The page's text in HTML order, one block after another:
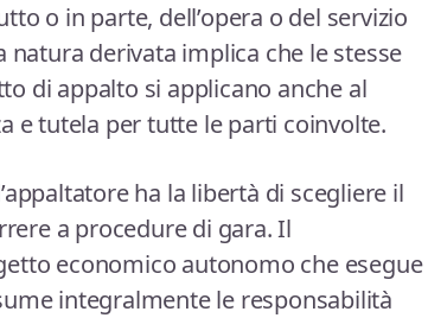
o in parte, dell’opera o del servizio
derivata implica che le stesse
di appalto si applicano anche al
e tutela per tutte le parti coinvolte.
ha la libertà di scegliere il
a procedure di gara. Il
economico autonomo che esegue
integralmente le responsabilità